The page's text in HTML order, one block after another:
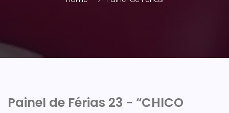
Painel de Férias 23 - “CHICO